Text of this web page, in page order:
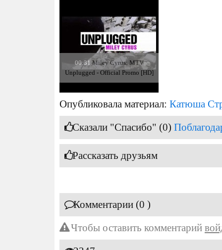
00:31 Miley Cyrus: MTV
Unplugged - Official Promo [HD]
Опубликовала материал: Катюша
Сказали "Спасибо" (0)
Рассказать друзьям
Комментарии (0 )
Чтобы оставить комментарий